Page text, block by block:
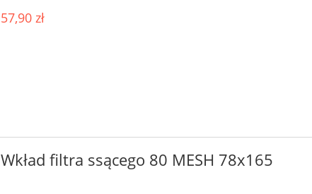
57,90 zł
Wkład filtra ssącego 80 MESH 78x165